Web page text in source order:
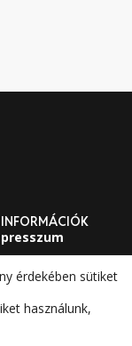
INFORMÁCIÓK
Szerződési
Feltételek
érdekében sütiket
használunk,